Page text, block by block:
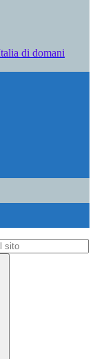
di domani